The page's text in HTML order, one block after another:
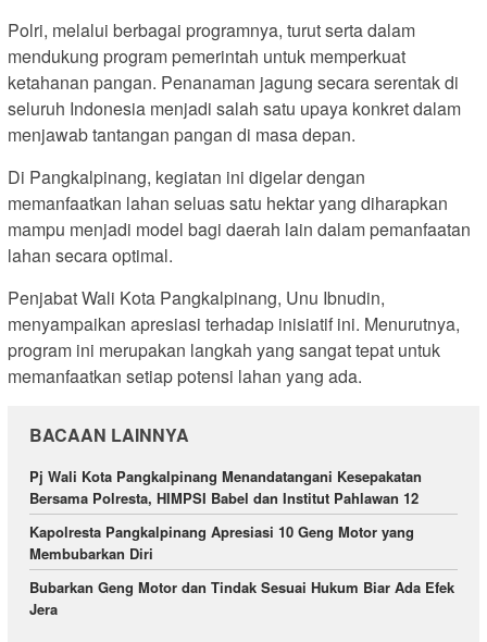
Polri, melalui berbagai programnya, turut serta dalam
mendukung program pemerintah untuk memperkuat
ketahanan pangan. Penanaman jagung secara serentak di
seluruh Indonesia menjadi salah satu upaya konkret dalam
menjawab tantangan pangan di masa depan.
Di Pangkalpinang, kegiatan ini digelar dengan
memanfaatkan lahan seluas satu hektar yang diharapkan
mampu menjadi model bagi daerah lain dalam pemanfaatan
lahan secara optimal.
Penjabat Wali Kota Pangkalpinang, Unu Ibnudin,
menyampaikan apresiasi terhadap inisiatif ini. Menurutnya,
program ini merupakan langkah yang sangat tepat untuk
memanfaatkan setiap potensi lahan yang ada.
BACAAN LAINNYA
Pj Wali Kota Pangkalpinang Menandatangani Kesepakatan
Bersama Polresta, HIMPSI Babel dan Institut Pahlawan 12
Kapolresta Pangkalpinang Apresiasi 10 Geng Motor yang
Membubarkan Diri
Bubarkan Geng Motor dan Tindak Sesuai Hukum Biar Ada Efek
Jera